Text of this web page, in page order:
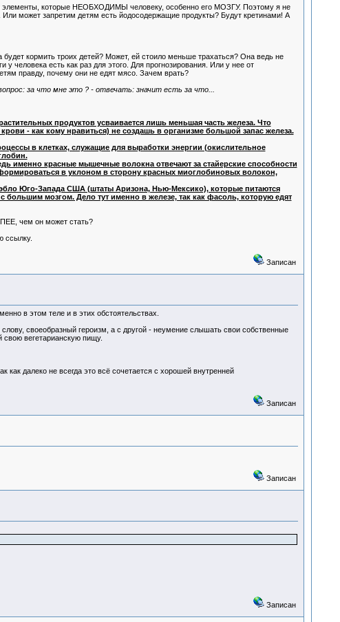
элементы, которые НЕОБХОДИМЫ человеку, особенно его МОЗГУ. Поэтому я не
может запретим детям есть йодосодержащие продукты? Будут кретинами! А
кормить троих детей? Может, ей стоило меньше трахаться? Она ведь не
человека есть как раз для этого. Для прогнозирования. Или у нее от
правду, почему они не едят мясо. Зачем врать?
за что мне это ? - отвечать: значит есть за что...
продуктов усваивается лишь меньшая часть железа. Что
- как кому нравиться) не создашь в организме большой запас железа.
в клетках, служащие для выработки энергии (окислительное
именно красные мышечные волокна отвечают за стайерские способности
в уклоном в сторону красных миоглобиновых волокон,
Юго-Запада США (штаты Аризона, Нью-Мексико), которые питаются
мозгом. Дело тут именно в железе, так как фасоль, которую едят
чем он может стать?
ссылку.
Записан
в этом теле и в этих обстоятельствах.
своеобразный героизм, а с другой - неумение слышать свои собственные
вегетарианскую пищу.
далеко не всегда это всё сочетается с хорошей внутренней
Записан
Записан
Записан